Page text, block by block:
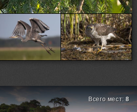
Loading...
Всего мест:8